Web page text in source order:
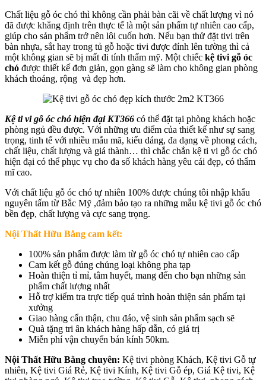
Chất liệu gỗ óc chó thì không cần phải bàn cãi về chất lượng vì nó
đã được khẳng định trên thực tế là một sản phẩm tự nhiên cao cấp,
giúp cho sản phẩm trở nên lôi cuốn hơn. Nếu bạn thử đặt tivi trên
bàn nhựa, sắt hay trong tủ gỗ hoặc tivi được đính lên tường thì cả
một không gian sẽ bị mất đi tính thẩm mỹ. Một chiếc kệ tivi gỗ óc
chó được thiết kế đơn giản, gọn gàng sẽ làm cho không gian phòng
khách thoáng, rộng và đẹp hơn.
Kệ ti vi gỗ óc chó hiện đại KT366 có thể đặt tại phòng khách hoặc
phòng ngủ đều được. Với những ưu điểm của thiết kế như sự sang
trọng, tinh tế với nhiều mẫu mã, kiểu dáng, đa dạng về phong cách,
chất liệu, chất lượng và giá thành… thì chắc chắn kệ ti vi gỗ óc chó
hiện đại có thể phục vụ cho đa số khách hàng yêu cái đẹp, có thẩm
mĩ cao.
Với chất liệu gỗ óc chó tự nhiên 100% được chúng tôi nhập khẩu
nguyên tấm từ Bắc Mỹ ,đảm bảo tạo ra những mẫu kệ tivi gỗ óc chó
bền đẹp, chất lượng và cực sang trọng.
Nội Thất Hữu Bằng cam kết:
100% sản phẩm được làm từ gỗ óc chó tự nhiên cao cấp
Cam kết gỗ đúng chủng loại không pha tạp
Hoàn thiện tỉ mỉ, tâm huyết, mang đến cho bạn những sản
phẩm chất lượng nhất
Hỗ trợ kiểm tra trực tiếp quá trình hoàn thiện sản phẩm tại
xưởng
Giao hàng cẩn thận, chu đáo, vệ sinh sản phẩm sạch sẽ
Quà tặng tri ân khách hàng hấp dẫn, có giá trị
Miễn phí vận chuyển bán kính 50km.
Nội Thất Hữu Bằng chuyên: Kệ tivi phòng Khách, Kệ tivi Gỗ tự
nhiên, Kệ tivi Giá Rẻ, Kệ tivi Kính, Kệ tivi Gỗ ép, Giá Kệ tivi, Kệ